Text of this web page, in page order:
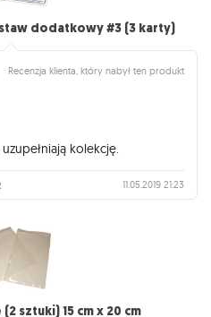
dodatkowy #3 (3 karty)
Recenzja klienta, który nabył ten produkt
kolekcję.
11.05.2019 21:23
sztuki) 15 cm x 20 cm